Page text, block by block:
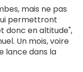
mais ne pas
permettront
donc en altitude",
Un mois, voire
lance dans la